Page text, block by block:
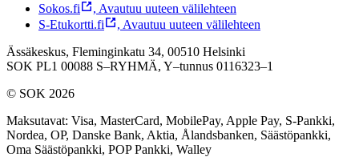
Sokos.fi
, Avautuu uuteen välilehteen
S-Etukortti.fi
, Avautuu uuteen välilehteen
Ässäkeskus, Fleminginkatu 34, 00510 Helsinki
SOK PL1 00088 S–RYHMÄ, Y–tunnus 0116323–1
© SOK 2026
Maksutavat: Visa, MasterCard, MobilePay, Apple Pay, S-Pankki,
Nordea, OP, Danske Bank, Aktia, Ålandsbanken, Säästöpankki,
Oma Säästöpankki, POP Pankki, Walley